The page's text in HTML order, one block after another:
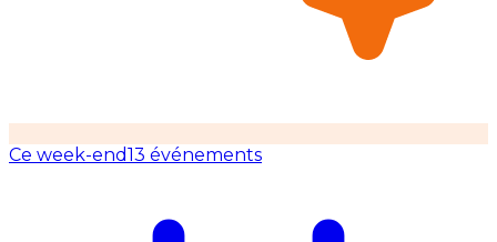
Ce week-end13 événements